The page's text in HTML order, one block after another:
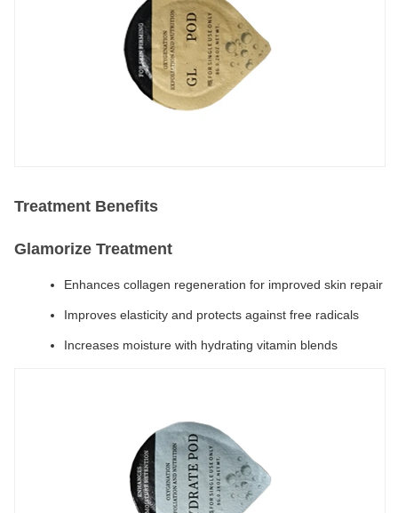
Treatment Benefits
Glamorize Treatment
Enhances collagen regeneration for improved skin repair
Improves elasticity and protects against free radicals
Increases moisture with hydrating vitamin blends